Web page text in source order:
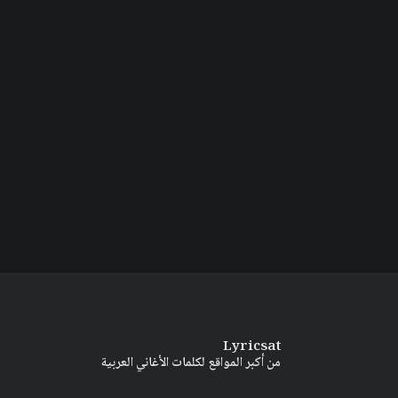
Lyricsat
من أكبر المواقع لكلمات الأغاني العربية